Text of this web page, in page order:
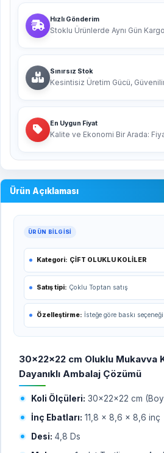
Hızlı Gönderim
Stoklu Ürünlerde Aynı Gün
Sınırsız Stok
Kesintisiz Üretim Gücü,
En Uygun Fiyat
Kalite ve Ekonomi Bir Arada:
Ürün Açıklaması
ÜRÜN BILGISI
Kategori: ÇİFT OLUKLU KOLİLER
Satış tipi: Çoklu Toptan satış
Özelleştirme: İsteğe göre baskı seçeneği
30x22x22 cm Oluklu Mukavva
Dayanıklı Ambalaj Çözümü
Koli Ölçüleri: 30x22x22 cm (Boy
İnç Ebatları: 11,8 x 8,6 x 8,6 inç
Desi: 4,8 Ds